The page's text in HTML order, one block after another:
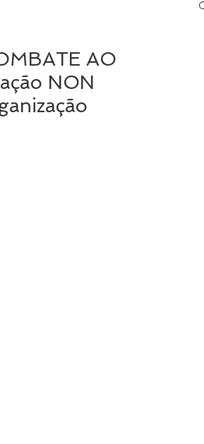
AO
NON